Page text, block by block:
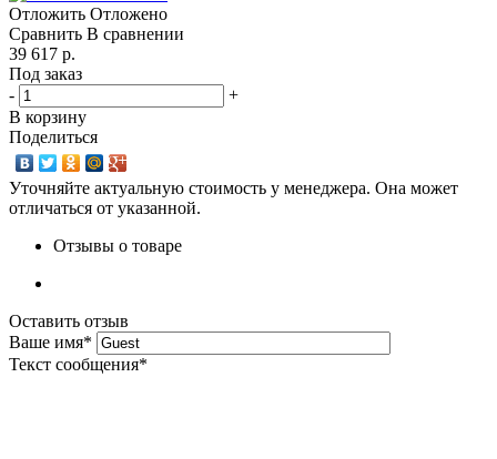
Отложить Отложено
Сравнить В сравнении
39 617 р.
Под заказ
-
+
В корзину
Поделиться
Уточняйте актуальную стоимость у менеджера. Она может
отличаться от указанной.
Отзывы о товаре
Оставить отзыв
Ваше имя*
Текст сообщения*